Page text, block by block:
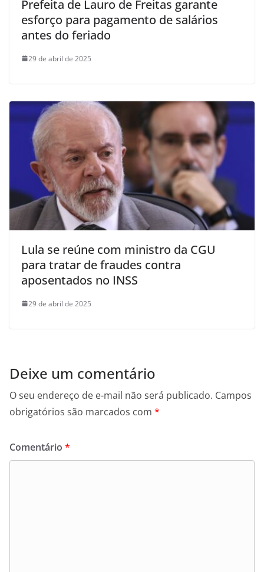
Prefeita de Lauro de Freitas garante
esforço para pagamento de salários
antes do feriado
29 de abril de 2025
Lula se reúne com ministro da CGU
para tratar de fraudes contra
aposentados no INSS
29 de abril de 2025
Deixe um comentário
O seu endereço de e-mail não será publicado. Campos
obrigatórios são marcados com *
Comentário *